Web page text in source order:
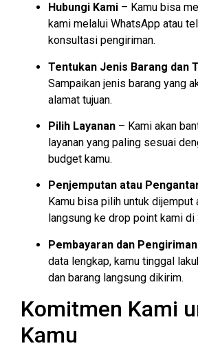
Hubungi Kami – Kamu bisa
kami melalui WhatsApp atau
konsultasi pengiriman.
Tentukan Jenis Barang dan
Sampaikan jenis barang yang
alamat tujuan.
Pilih Layanan – Kami akan
layanan yang paling sesuai
budget kamu.
Penjemputan atau
Kamu bisa pilih untuk dijemput
langsung ke drop point kami di
Pembayaran dan Pengiriman
data lengkap, kamu tinggal
dan barang langsung dikirim.
Komitmen Kami
Kamu